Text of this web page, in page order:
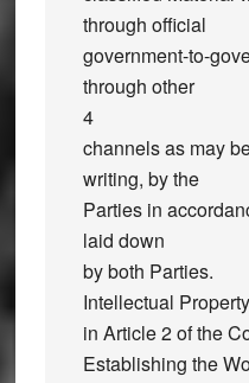
through official
government-to-
through other
4
channels as may
writing, by the
Parties in
laid down
by both Parties.
Intellectual
in Article 2 of the
Establishing the